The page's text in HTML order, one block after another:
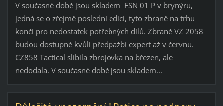
V současné době jsou skladem FSN 01 P v brynýru,
jedná se o zřejmě poslední edici, tyto zbraně na trhu
končí pro nedostatek potřebných dílů. Zbraně VZ 2058
budou dostupné kvůli předpažbí expert až v červnu.
CZ858 Tactical slíbila zbrojovka na březen, ale
nedodala. V současné době jsou skladem...